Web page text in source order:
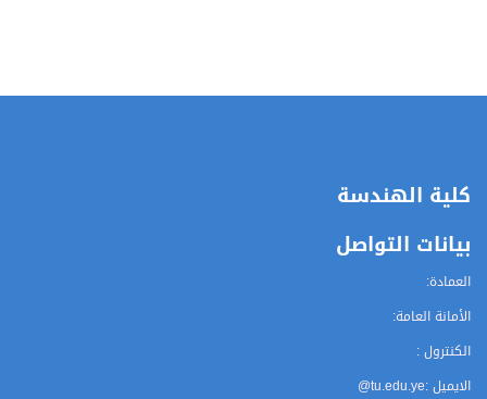
كلية الهندسة
بيانات التواصل
العمادة:
الأمانة العامة:
الكنترول :
الايميل :@tu.edu.ye